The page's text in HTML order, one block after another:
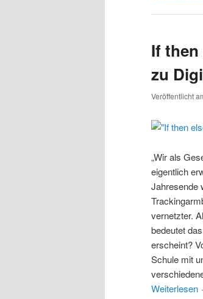
If
zu
Veröffentlicht
„Wir als
eigentlich
Jahresende
vernetzter.
bedeutet
erscheint?
Schule mit
Weiterlesen